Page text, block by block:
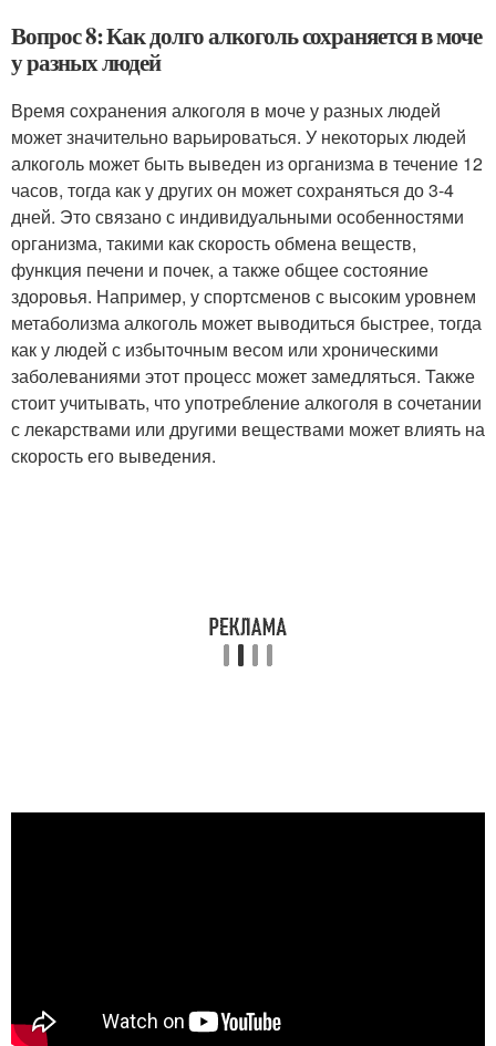
Вопрос 8: Как долго алкоголь сохраняется в моче
у разных людей
Время сохранения алкоголя в моче у разных людей
может значительно варьироваться. У некоторых людей
алкоголь может быть выведен из организма в течение 12
часов, тогда как у других он может сохраняться до 3-4
дней. Это связано с индивидуальными особенностями
организма, такими как скорость обмена веществ,
функция печени и почек, а также общее состояние
здоровья. Например, у спортсменов с высоким уровнем
метаболизма алкоголь может выводиться быстрее, тогда
как у людей с избыточным весом или хроническими
заболеваниями этот процесс может замедляться. Также
стоит учитывать, что употребление алкоголя в сочетании
с лекарствами или другими веществами может влиять на
скорость его выведения.